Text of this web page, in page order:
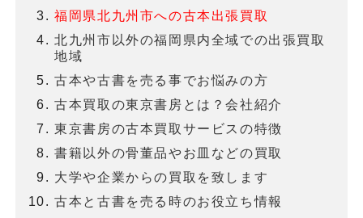
福岡県北九州市への古本出張買取
北九州市以外の福岡県内全域での出張買取
地域
古本や古書を売る事でお悩みの方
古本買取の東京書房とは？会社紹介
東京書房の古本買取サービスの特徴
書籍以外の骨董品やお皿などの買取
大学や企業からの買取を致します
古本と古書を売る時のお役立ち情報